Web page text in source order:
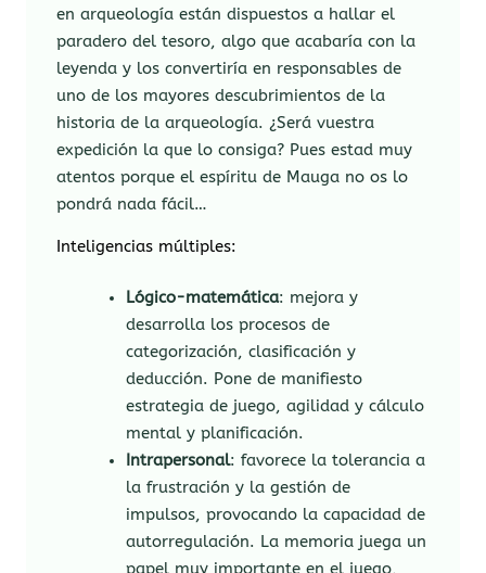
en arqueología están dispuestos a hallar el
paradero del tesoro, algo que acabaría con la
leyenda y los convertiría en responsables de
uno de los mayores descubrimientos de la
historia de la arqueología. ¿Será vuestra
expedición la que lo consiga? Pues estad muy
atentos porque el espíritu de Mauga no os lo
pondrá nada fácil…
Inteligencias múltiples:
Lógico-matemática: mejora y
desarrolla los procesos de
categorización, clasificación y
deducción. Pone de manifiesto
estrategia de juego, agilidad y cálculo
mental y planificación.
Intrapersonal: favorece la tolerancia a
la frustración y la gestión de
impulsos, provocando la capacidad de
autorregulación. La memoria juega un